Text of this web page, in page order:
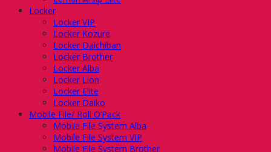
Locker
Locker VIP
Locker Kozure
Locker Daichiban
Locker Brother
Locker Alba
Locker Lion
Locker Elite
Locker Daiko
Mobile File/ Roll O’Pack
Mobile File System Alba
Mobile File System VIP
Mobile File System Brother